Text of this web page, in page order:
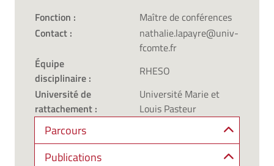
Fonction :
Maître de conférences
Contact :
nathalie.lapayre@univ-
fcomte.fr
Équipe
disciplinaire :
RHESO
Université de
rattachement :
Université Marie et
Louis Pasteur
Parcours
Publications